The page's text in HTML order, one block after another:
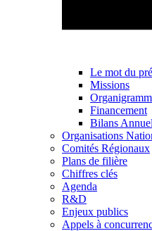
Le mot du
Missions
Financement
Bilans
Organisations
Comités Régionaux
Plans de filière
Chiffres clés
Agenda
R&D
Enjeux publics
Appels à